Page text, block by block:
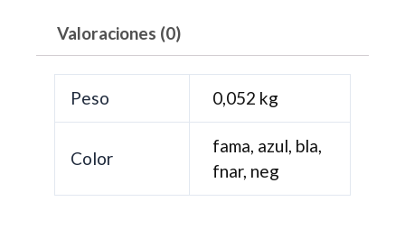
Valoraciones (0)
Peso 0,052 kg
Color
fama, azul, bla,
fnar, neg